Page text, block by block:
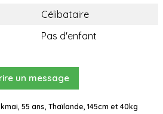
Célibataire
Pas d'enfant
un message
55 ans, Thaïlande, 145cm et 40kg